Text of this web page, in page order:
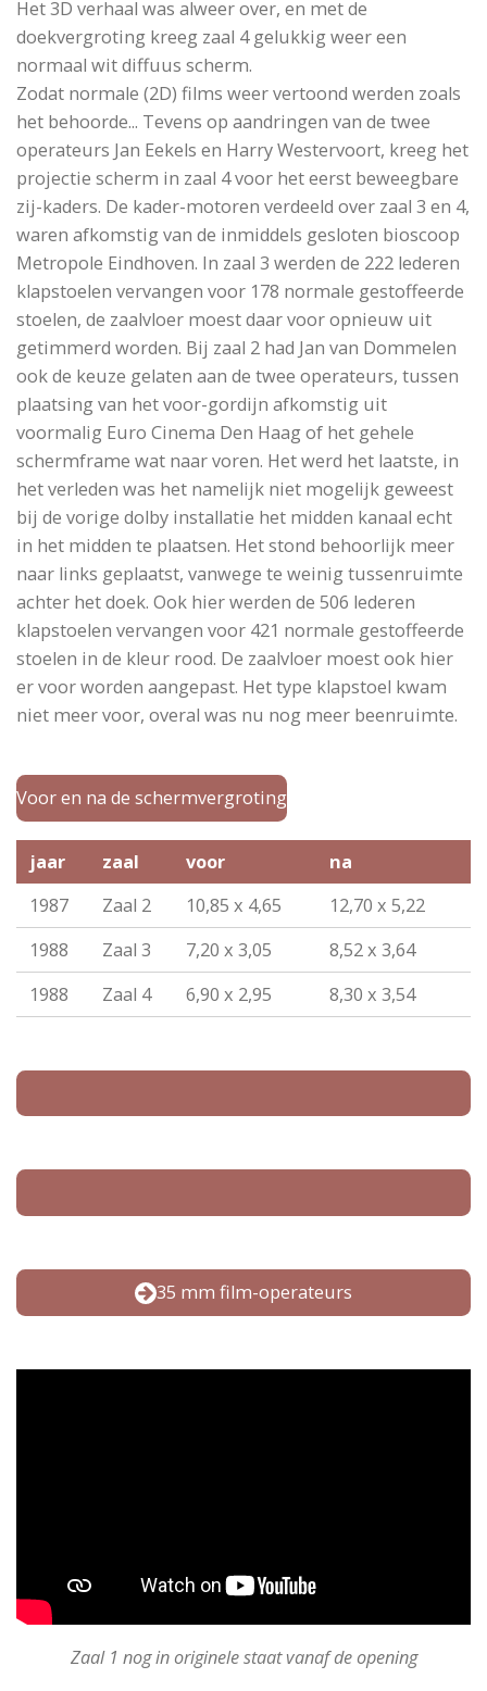
Het 3D verhaal was alweer over, en met de
doekvergroting kreeg zaal 4 gelukkig weer een
normaal wit diffuus scherm.
Zodat normale (2D) films weer vertoond werden zoals
het behoorde... Tevens op aandringen van de twee
operateurs Jan Eekels en Harry Westervoort, kreeg het
projectie scherm in zaal 4 voor het eerst beweegbare
zij-kaders. De kader-motoren verdeeld over zaal 3 en 4,
waren afkomstig van de inmiddels gesloten bioscoop
Metropole Eindhoven. In zaal 3 werden de 222 lederen
klapstoelen vervangen voor 178 normale gestoffeerde
stoelen, de zaalvloer moest daar voor opnieuw uit
getimmerd worden. Bij zaal 2 had Jan van Dommelen
ook de keuze gelaten aan de twee operateurs, tussen
plaatsing van het voor-gordijn afkomstig uit
voormalig Euro Cinema Den Haag of het gehele
schermframe wat naar voren. Het werd het laatste, in
het verleden was het namelijk niet mogelijk geweest
bij de vorige dolby installatie het midden kanaal echt
in het midden te plaatsen. Het stond behoorlijk meer
naar links geplaatst, vanwege te weinig tussenruimte
achter het doek. Ook hier werden de 506 lederen
klapstoelen vervangen voor 421 normale gestoffeerde
stoelen in de kleur rood. De zaalvloer moest ook hier
er voor worden aangepast. Het type klapstoel kwam
niet meer voor, overal was nu nog meer beenruimte.
Voor en na de schermvergroting
jaar zaal voor
na
1987
Zaal 2 10,85 x 4,65
12,70 x 5,22
1988
Zaal 3 7,20 x 3,05
8,52 x 3,64
1988
Zaal 4 6,90 x 2,95 8,30 x 3,54
35 mm film-operateurs
Zaal 1 nog in originele staat vanaf de opening